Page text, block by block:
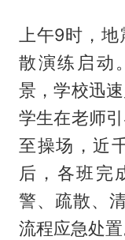
上午9时，地
散演练启动
景，学校迅
学生在老师
至操场，近
后，各班完
警、疏散、
流程应急处置